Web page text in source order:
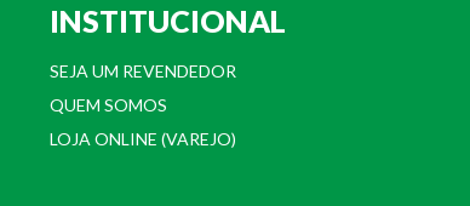
INSTITUCIONAL
SEJA UM REVENDEDOR
QUEM SOMOS
LOJA ONLINE (VAREJO)